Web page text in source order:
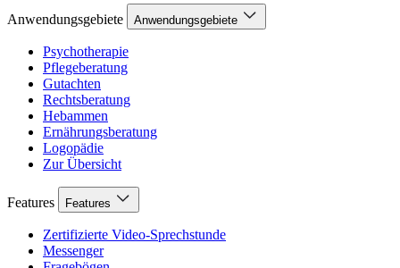
Anwendungsgebiete Anwendungsgebiete
Psychotherapie
Pflegeberatung
Gutachten
Rechtsberatung
Hebammen
Ernährungsberatung
Logopädie
Zur Übersicht
Features Features
Zertifizierte Video-Sprechstunde
Messenger